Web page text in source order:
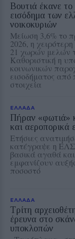
Βουτιά έκανε
εισόδημα των
νοικοκυριών
Μείωση 3,6% το
2026, η
21 χωρών μελών
Καθοριστική η
κοινωνικών
εισοδήματος από
στοιχεία
ΕΛΛΑΔΑ
Πήραν «φωτιά»
και αεροπορικά
Ετήσιες
κατέγραψε η
βασικά αγαθά
εμφανίζουν
ποσοστό
ΕΛΛΑΔΑ
Τρίτη
έρευνα στο
υποκλοπών